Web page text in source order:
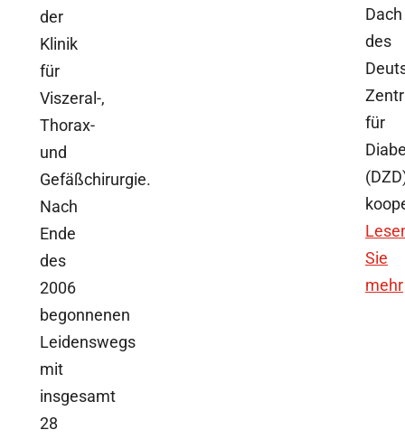
der
Klinik
für
Viszeral-,
Thorax-
und
Gefäßchirurgie.
Nach
Ende
des
2006
begonnenen
Leidenswegs
mit
insgesamt
28
Dach
des
für
Sie
mehr